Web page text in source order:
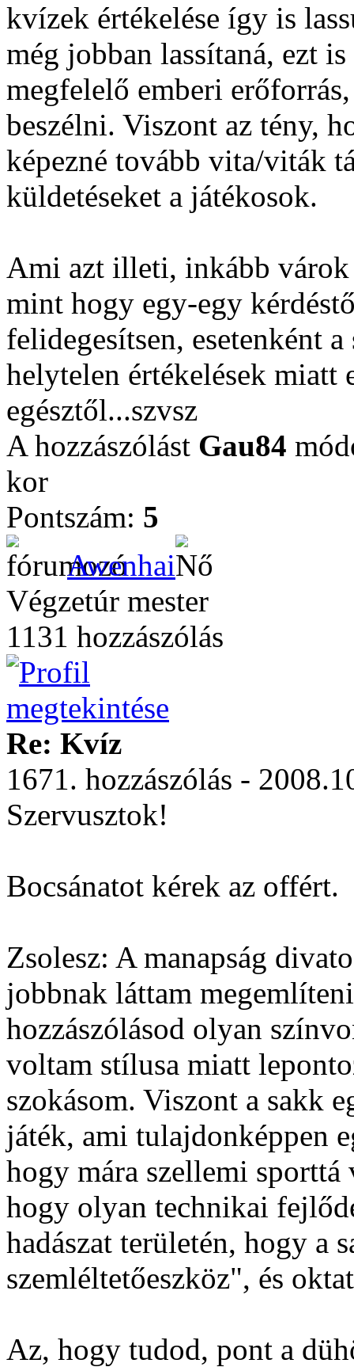
kvízek értékelése így is
még jobban lassítaná, ezt
megfelelő emberi
beszélni. Viszont az tény,
képezné tovább vita/viták
küldetéseket a játékosok.
Ami azt illeti, inkább várok
mint hogy egy-egy
felidegesítsen, esetenként
helytelen értékelések miatt
egésztől...szvsz
A hozzászólást Gau84
kor
Pontszám: 5
Awenhai
Végzetúr mester
1131 hozzászólás
Re: Kvíz
1671. hozzászólás -
Szervusztok!
Bocsánatot kérek az offért.
Zsolesz: A manapság
jobbnak láttam
hozzászólásod olyan
voltam stílusa miatt
szokásom. Viszont a sakk
játék, ami tulajdonképpen
hogy mára szellemi sporttá
hogy olyan technikai
hadászat területén, hogy a
szemléltetőeszköz", és
Az, hogy tudod, pont a